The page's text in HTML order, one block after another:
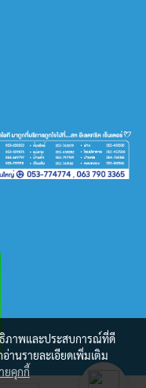
ธิภาพและประสบการณ์ที่ดี
านรายละเอียดเพิ่มเติม
ยคุกกี้